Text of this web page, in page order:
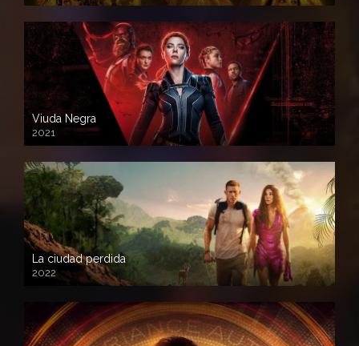
Viuda Negra
2021
La ciudad perdida
2022